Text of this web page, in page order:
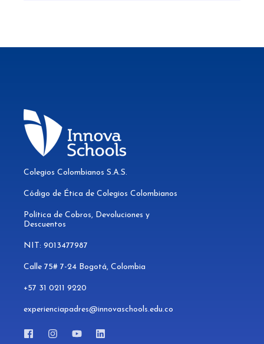
Colegios Colombianos S.A.S.
Código de Ética de Colegios Colombianos
Política de Cobros, Devoluciones y
Descuentos
NIT: 9013477987
Calle 75# 7-24 Bogotá, Colombia
+57 31 0211 9220
experienciapadres@innovaschools.edu.co